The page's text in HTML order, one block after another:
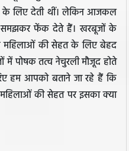
के लिए देती थीं। लेकिन आजकल
समझकर फेंक देते हैं। खरबूजों के
महिलाओं की सेहत के लिए बेहद
में पोषक तत्व नेचुरली मौजूद होते
हम आपको बताने जा रहे हैं कि
की सेहत पर इसका क्या